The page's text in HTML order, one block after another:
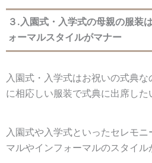
３.入園式・入学式の母親の服装
ォーマルスタイルがマナー
入園式・入学式はお祝いの式典
に相応しい服装で式典に出席し
入園式や入学式といったセレモ
マルやインフォーマルのスタイル